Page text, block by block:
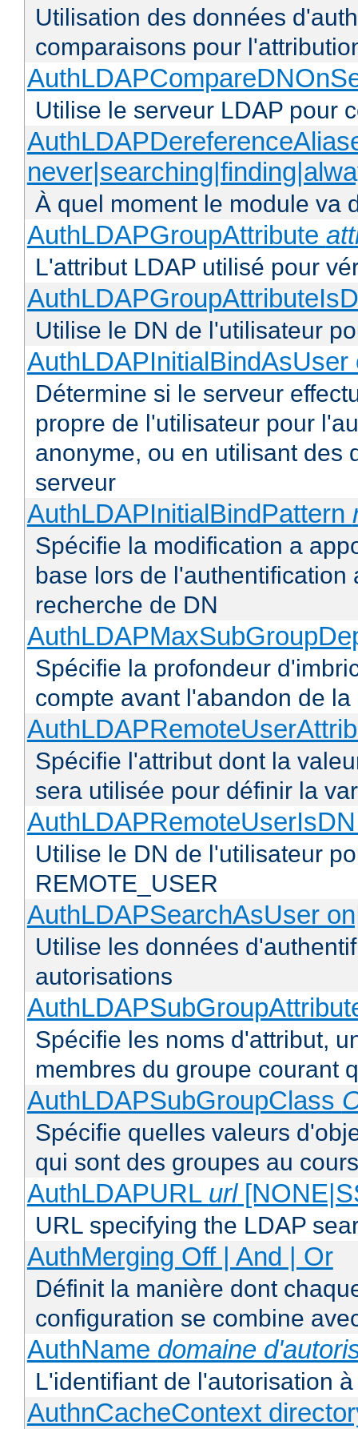
Utilisation des données
comparaisons pour
Utilise le serveur LDAP pour
À quel moment le module va
AuthLDAPGroupAttribute
L'attribut LDAP utilisé pour
Utilise le DN de l'utilisateur
AuthLDAPInitialBindAsUser
Détermine si le serveur
propre de l'utilisateur pour
anonyme, ou en utilisant des
serveur
AuthLDAPInitialBindPattern
Spécifie la modification a
base lors de
recherche de DN
Spécifie la profondeur
compte avant l'abandon de
Spécifie l'attribut dont la
sera utilisée pour définir la
Utilise le DN de l'utilisateur
REMOTE_USER
AuthLDAPSearchAsUser
Utilise les données
autorisations
Spécifie les noms d'attribut,
membres du groupe courant
AuthLDAPSubGroupClass
Spécifie quelles valeurs
qui sont des groupes au
AuthLDAPURL url
URL specifying the LDAP
AuthMerging Off | And | Or
Définit la manière dont
configuration se combine
AuthName domaine
L'identifiant de l'autorisation
AuthnCacheContext